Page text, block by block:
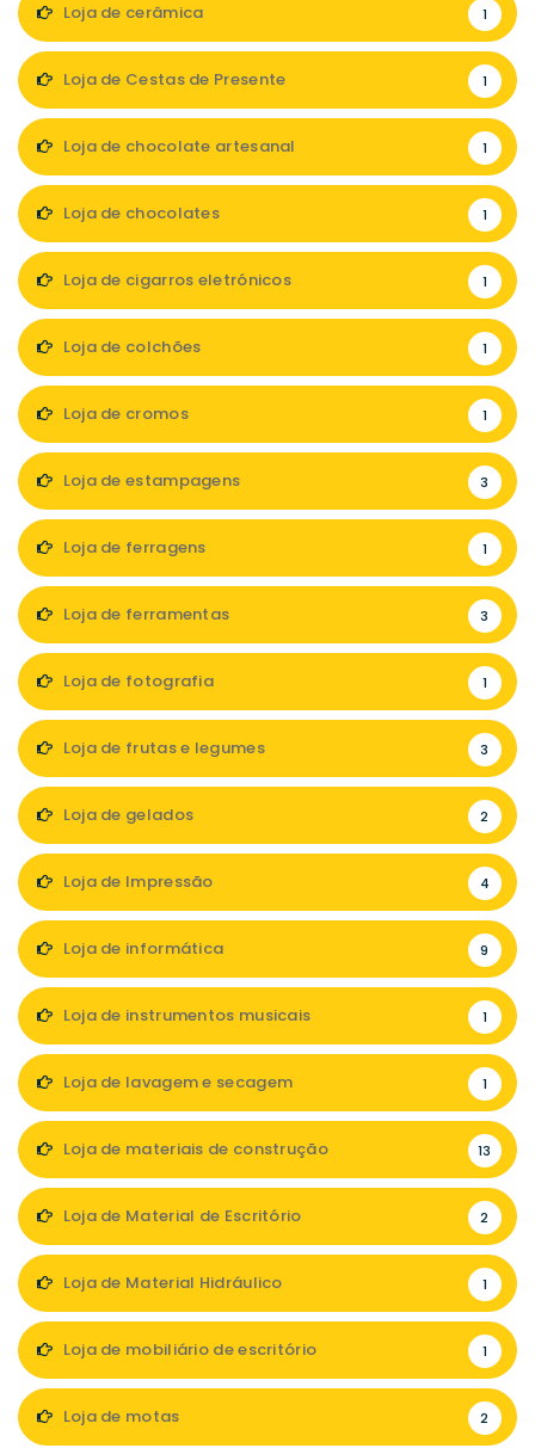
Loja de cerâmica 1
Loja de Cestas de Presente 1
Loja de chocolate artesanal 1
Loja de chocolates 1
Loja de cigarros eletrónicos 1
Loja de colchões 1
Loja de cromos 1
Loja de estampagens 3
Loja de ferragens 1
Loja de ferramentas 3
Loja de fotografia 1
Loja de frutas e legumes 3
Loja de gelados 2
Loja de Impressão 4
Loja de informática 9
Loja de instrumentos musicais 1
Loja de lavagem e secagem 1
Loja de materiais de construção 13
Loja de Material de Escritório 2
Loja de Material Hidráulico 1
Loja de mobiliário de escritório 1
Loja de motas 2